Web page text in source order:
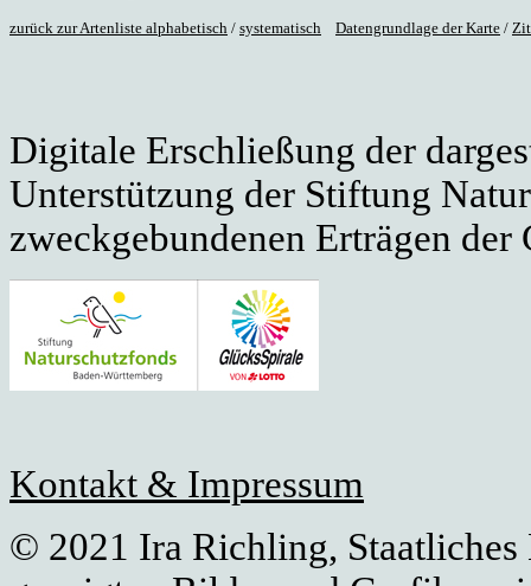
zurück zur Artenliste alphabetisch / systematisch Datengrundlage der Karte /
Digitale Erschließung der
Unterstützung der Stiftung
zweckgebundenen Erträgen der
Kontakt & Impressum
© 2021 Ira Richling,